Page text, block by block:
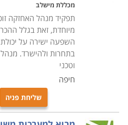
מכללת מישלב
תפקיד מנהל האחזקה
מיוחדת, זאת בגלל
השפעה ישירה על
בתחרות ולהישרד. מנהל
וטכני
חיפה
שליחת פניה